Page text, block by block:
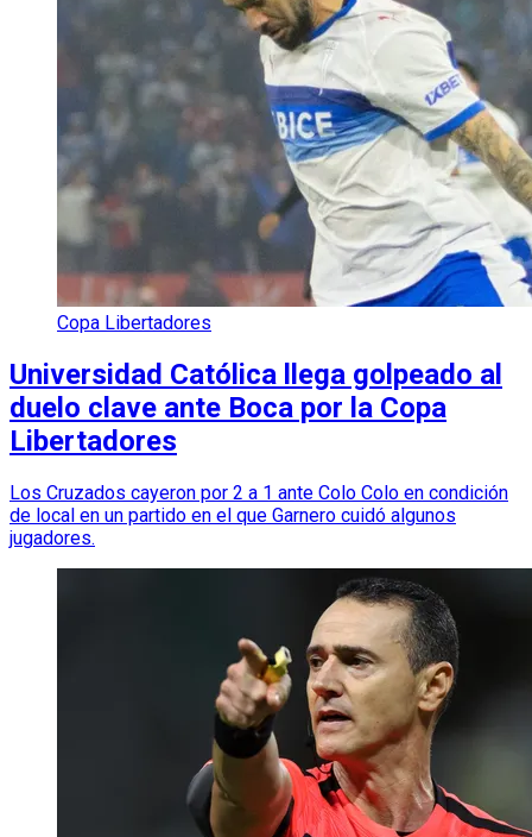
Copa Libertadores
Universidad Católica llega golpeado al
duelo clave ante Boca por la Copa
Libertadores
Los Cruzados cayeron por 2 a 1 ante Colo Colo en condición
de local en un partido en el que Garnero cuidó algunos
jugadores.